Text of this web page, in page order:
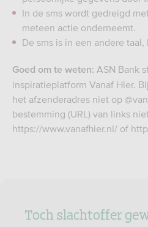
In de sms wordt gedreigd
meteen actie onderneemt.
De sms is in een andere
Goed om te weten: ASN Bank
inspiratieplatform Vanaf Hier.
het afzenderadres niet op
bestemming (URL) van links
https://www.vanafhier.nl/ of
Toch slachtoffer